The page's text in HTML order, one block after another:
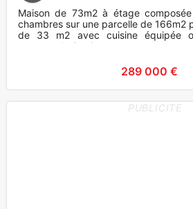
Maison de 73m2 à étage
chambres sur une parcelle de 166m2
de 33 m2 avec cuisine équipée
terrasse de 8 m2
289 000 €
PUBLICITE